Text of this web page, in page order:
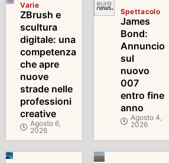
Varie
ZBrush e
scultura
digitale: una
competenza
che apre
nuove
strade nelle
professioni
creative
Agosto 6,
2026
Spettacolo
James
Bond:
Annuncio
sul
nuovo
007
entro fine
anno
Agosto 4,
2026